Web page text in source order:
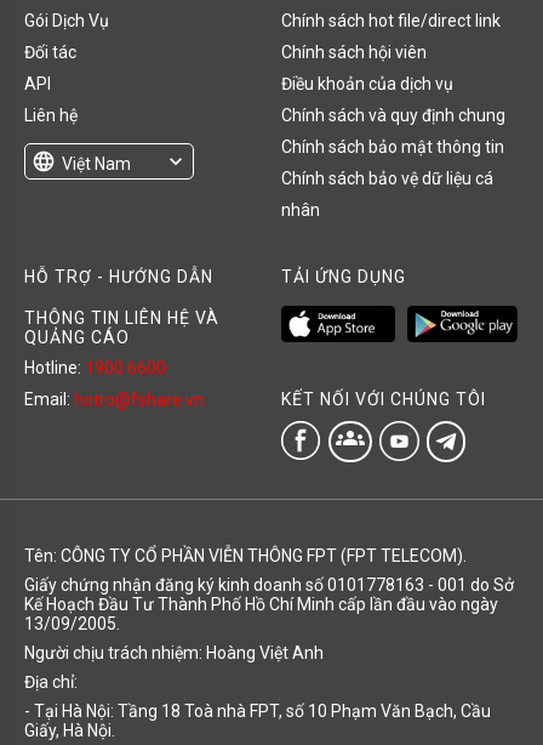
Gói Dịch Vụ
Đối tác
API
Liên hệ
language Việt Nam
expand_more
Chính sách hot file/direct link
Chính sách hội viên
Điều khoản của dịch vụ
Chính sách và quy định chung
Chính sách bảo mật thông tin
Chính sách bảo vệ dữ liệu cá
nhân
HỖ TRỢ - HƯỚNG DẪN
THÔNG TIN LIÊN HỆ VÀ
QUẢNG CÁO
Hotline: 1900 6600
Email: hotro@fshare.vn
TẢI ỨNG DỤNG
KẾT NỐI VỚI CHÚNG TÔI
groups
Tên: CÔNG TY CỔ PHẦN VIỄN THÔNG FPT (FPT TELECOM).
Giấy chứng nhận đăng ký kinh doanh số 0101778163 - 001 do Sở
Kế Hoạch Đầu Tư Thành Phố Hồ Chí Minh cấp lần đầu vào ngày
13/09/2005.
Người chịu trách nhiệm: Hoàng Việt Anh
Địa chỉ:
- Tại Hà Nội: Tầng 18 Toà nhà FPT, số 10 Phạm Văn Bạch, Cầu
Giấy, Hà Nội.